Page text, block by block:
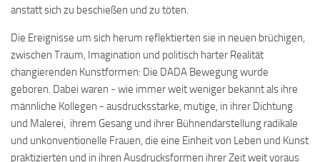
anstatt sich zu beschießen und zu töten.
Die Ereignisse um sich herum reflektierten sie in neuen brüchigen,
zwischen Traum, Imagination und politisch harter Realität
changierenden Kunstformen: Die DADA Bewegung wurde
geboren. Dabei waren -­ wie immer weit weniger bekannt als ihre
männliche Kollegen -­ ausdrucksstarke, mutige, in ihrer Dichtung
und Malerei, ihrem Gesang und ihrer Bühnendarstellung radikale
und unkonventionelle Frauen, die eine Einheit von Leben und Kunst
praktizierten und in ihren Ausdrucksformen ihrer Zeit weit voraus